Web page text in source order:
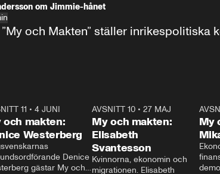
om Jimmie-hånet
och Makten” ställer
23:40
11 •4 JUNI
och makten:
Westerberg
Denice
gästar My och
AVSNITT 10 •27 MAJ
My och makten:
Elisabeth
Svantesson
Kvinnorna, ekonomin och
migrationen. Elisabeth
My